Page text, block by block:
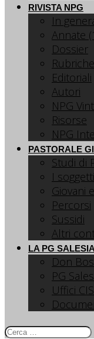
RIVISTA NPG
In
Annate
Dossier
Rubriche
Editoriali
Autori
NPG
Risorse
NPG
PASTORALE
Studi di
I soggetti
Giovani
Percorsi
Sussidi
Altri
LA PG
Don
PG
Uffici